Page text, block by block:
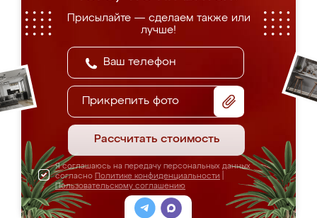
Присылайте — сделаем также или
лучше!
Прикрепить фото
Рассчитать стоимость
Я соглашаюсь на передачу персональных данных
согласно Политике конфиденциальности
Пользовательскому соглашению